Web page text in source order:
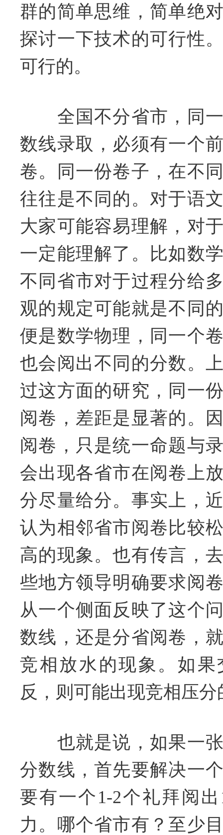
群的简单思维，简单绝
探讨一下技术的可行性
可行的。
全国不分省市，同一
数线录取，必须有一个
卷。同一份卷子，在不
往往是不同的。对于语
大家可能容易理解，对
一定能理解了。比如数
不同省市对于过程分给
观的规定可能就是不同
便是数学物理，同一个
也会阅出不同的分数。
过这方面的研究，同一
阅卷，差距是显著的。
阅卷，只是统一命题与
会出现各省市在阅卷上
分尽量给分。事实上，
认为相邻省市阅卷比较
高的现象。也有传言，
些地方领导明确要求阅
从一个侧面反映了这个
数线，还是分省阅卷，
竞相放水的现象。如
反，则可能出现竞相压分
也就是说，如果一张
分数线，首先要解决一
要有一个1-2个礼拜阅
力。哪个省市有？至少